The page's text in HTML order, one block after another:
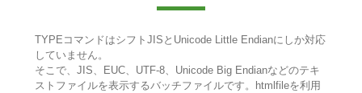
TYPEコマンドはシフトJISとUnicode Little Endianにしか対応
していません。
そこで、JIS、EUC、UTF-8、Unicode Big Endianなどのテキ
ストファイルを表示するバッチファイルです。htmlfileを利用